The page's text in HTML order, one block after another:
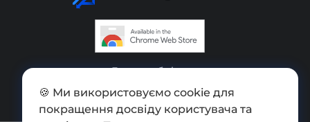
Додати обмінник
Мапа сайту
🍪 Ми використовуємо cookie для
покращення досвіду користувача та